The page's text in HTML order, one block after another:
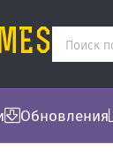
Обновления